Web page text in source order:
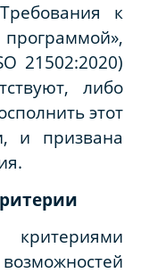
к
21502:2020)
либо
этот
и призвана